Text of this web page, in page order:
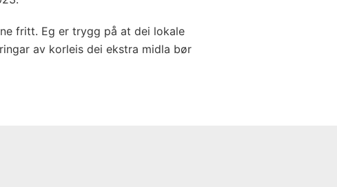
fritt. Eg er trygg på at dei lokale
av korleis dei ekstra midla bør